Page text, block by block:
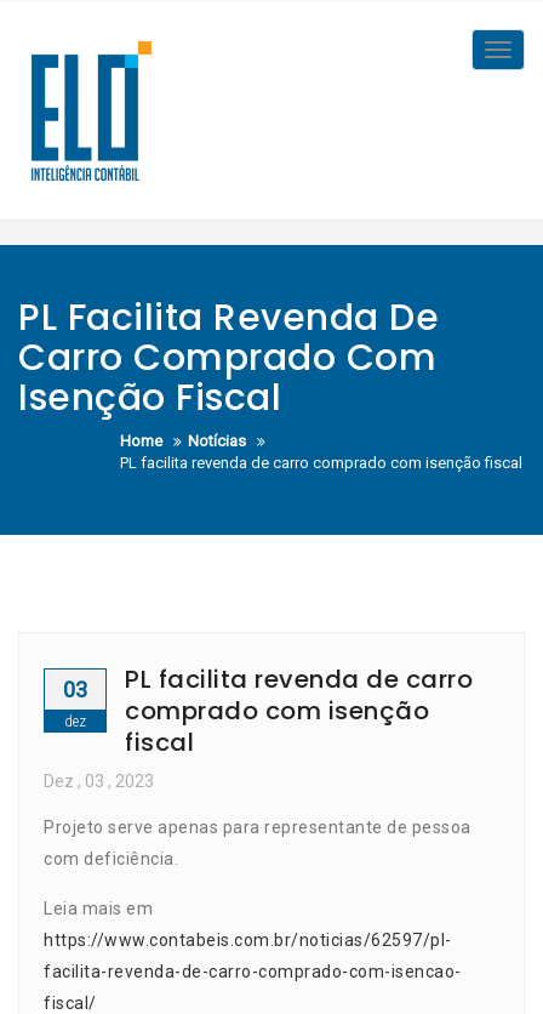
content
PL Facilita Revenda De
Carro Comprado Com
Isenção Fiscal
Home
Notícias
PL facilita revenda de carro comprado com isenção fiscal
03
dez
PL facilita revenda de carro
comprado com isenção
fiscal
Dez , 03 , 2023
Projeto serve apenas para representante de pessoa
com deficiência.
Leia mais em
https://www.contabeis.com.br/noticias/62597/pl-
facilita-revenda-de-carro-comprado-com-isencao-
fiscal/